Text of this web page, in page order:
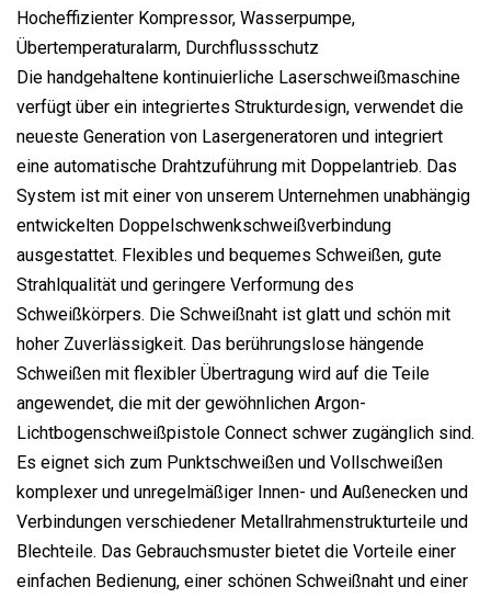
Hocheffizienter Kompressor, Wasserpumpe,
Übertemperaturalarm, Durchflussschutz
Die handgehaltene kontinuierliche Laserschweißmaschine
verfügt über ein integriertes Strukturdesign, verwendet die
neueste Generation von Lasergeneratoren und integriert
eine automatische Drahtzuführung mit Doppelantrieb. Das
System ist mit einer von unserem Unternehmen unabhängig
entwickelten Doppelschwenkschweißverbindung
ausgestattet. Flexibles und bequemes Schweißen, gute
Strahlqualität und geringere Verformung des
Schweißkörpers. Die Schweißnaht ist glatt und schön mit
hoher Zuverlässigkeit. Das berührungslose hängende
Schweißen mit flexibler Übertragung wird auf die Teile
angewendet, die mit der gewöhnlichen Argon-
Lichtbogenschweißpistole Connect schwer zugänglich sind.
Es eignet sich zum Punktschweißen und Vollschweißen
komplexer und unregelmäßiger Innen- und Außenecken und
Verbindungen verschiedener Metallrahmenstrukturteile und
Blechteile. Das Gebrauchsmuster bietet die Vorteile einer
einfachen Bedienung, einer schönen Schweißnaht und einer